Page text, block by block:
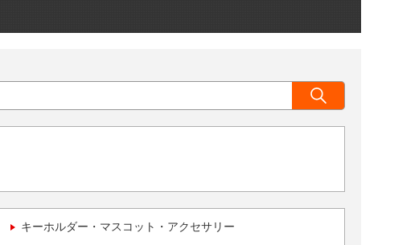
キーホルダー・マスコット・アクセサリー